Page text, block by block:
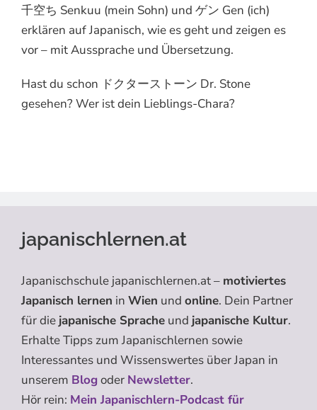
千空ち Senkuu (mein Sohn) und ゲン Gen (ich)
erklären auf Japanisch, wie es geht und zeigen es
vor – mit Aussprache und Übersetzung.
Hast du schon ドクターストーン Dr. Stone
gesehen? Wer ist dein Lieblings-Chara?
japanischlernen.at
Japanischschule japanischlernen.at – motiviertes
Japanisch lernen in Wien und online. Dein Partner
für die japanische Sprache und japanische Kultur.
Erhalte Tipps zum Japanischlernen sowie
Interessantes und Wissenswertes über Japan in
unserem Blogoder Newsletter.
Hör rein: Mein Japanischlern-Podcast für